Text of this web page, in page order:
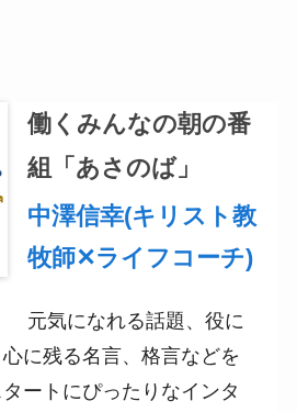
働くみんなの朝の番
組「あさのば」
中澤信幸(キリスト教
牧師✕ライフコーチ)
元気になれる話題、役に
に残る名言、格言などを
ートにぴったりなインタ